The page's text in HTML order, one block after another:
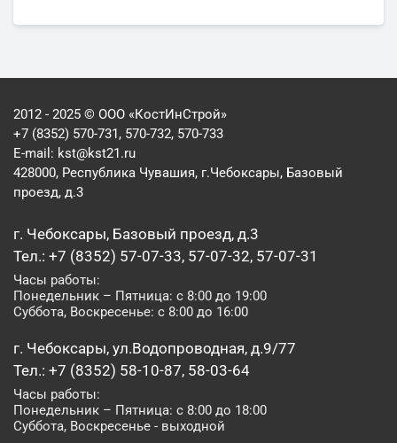
2012 - 2025 © ООО «КостИнСтрой»
+7 (8352) 570-731, 570-732, 570-733
E-mail: kst@kst21.ru
428000, Республика Чувашия, г.Чебоксары, Базовый
проезд, д.3
г. Чебоксары, Базовый проезд, д.3
Тел.: +7 (8352) 57-07-33, 57-07-32, 57-07-31
Часы работы:
Понедельник – Пятница: с 8:00 до 19:00
Суббота, Воскресенье: с 8:00 до 16:00
г. Чебоксары, ул.Водопроводная, д.9/77
Тел.: +7 (8352) 58-10-87, 58-03-64
Часы работы:
Понедельник – Пятница: с 8:00 до 18:00
Суббота, Воскресенье - выходной